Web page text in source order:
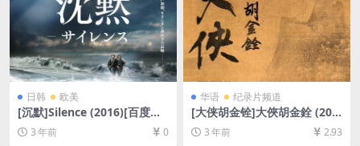
日韩 欧美
[沉默]Silence (2016)[百度网
盘+夸克网盘1080P超清未删
减资源][网盘在线播放/下载]
3 年前 0
华语 纪录片频道
[大侠胡金铨]大俠胡金銓 (202
2)[百度网盘+迅雷云盘资源10
80P超清未删减][MP4/8GB]
3 年前 2.93